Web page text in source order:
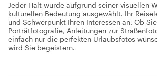
Jeder Halt wurde aufgrund seiner visuellen
kulturellen Bedeutung ausgewählt. Ihr
und Schwerpunkt Ihren Interessen an. Ob
Porträtfotografie, Anleitungen zur
einfach nur die perfekten Urlaubsfotos
wird Sie begeistern.